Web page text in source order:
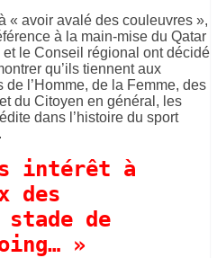
« avoir avalé des couleuvres »,
à la main-mise du Qatar
le Conseil régional ont décidé
qu’ils tiennent aux
l’Homme, de la Femme, des
du Citoyen en général, les
dans l’histoire du sport
intérêt à
des
stade de
»